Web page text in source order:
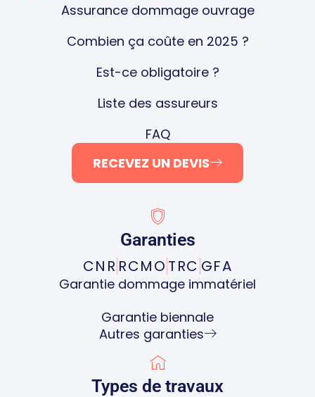
Assurance dommage ouvrage
Combien ça coûte en 2025 ?
Est-ce obligatoire ?
Liste des assureurs
FAQ
RECEVEZ UN DEVIS
Garanties
CNR RCMO TRC GFA
Garantie dommage immatériel
Garantie biennale
Autres garanties
Types de travaux